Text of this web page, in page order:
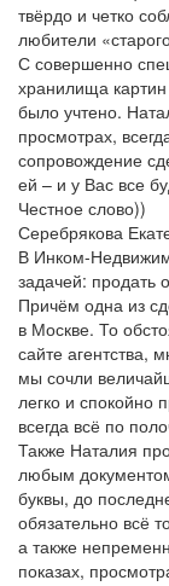
твёрдо и четко
любители
С совершенно
хранилища
было учтено.
просмотрах,
сопровождение
ей – и у Вас все
Честное слово))
Серебрякова
В Инком-
задачей: продать
Причём одна из
в Москве. То
сайте агентства,
мы сочли
легко и спокойно
всегда всё по
Также Наталия
любым
буквы, до
обязательно всё
а также
показах,